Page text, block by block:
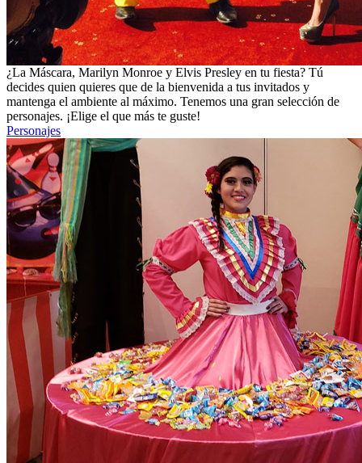
¿La Máscara, Marilyn Monroe y Elvis Presley en tu fiesta? Tú
decides quien quieres que de la bienvenida a tus invitados y
mantenga el ambiente al máximo. Tenemos una gran selección de
personajes. ¡Elige el que más te guste!
Personajes